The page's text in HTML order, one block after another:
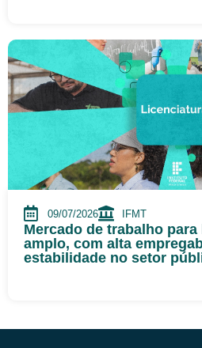
09/07/2026 IFMT
Mercado de trabalho
amplo, com alta
estabilidade no setor